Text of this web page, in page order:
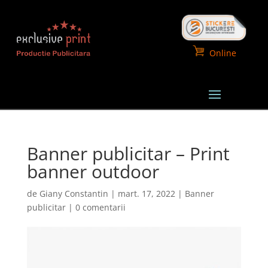
Online
Banner publicitar – Print
banner outdoor
de Giany Constantin | mart. 17, 2022 | Banner
publicitar| 0 comentarii